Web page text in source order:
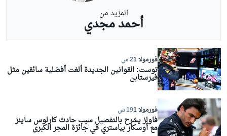
المزيد من
أحمد مجدي
فورمولا 1 2 س
توست: القوانين الجديدة ألغت أفضلية سائقين مثل
فيرستابن
فورمولا 1 19 س
فاولز يشرح بالتفصيل سبب حادث كارلوس ساينز
مع أوسكار بياستري في جائزة المجر الكبرى